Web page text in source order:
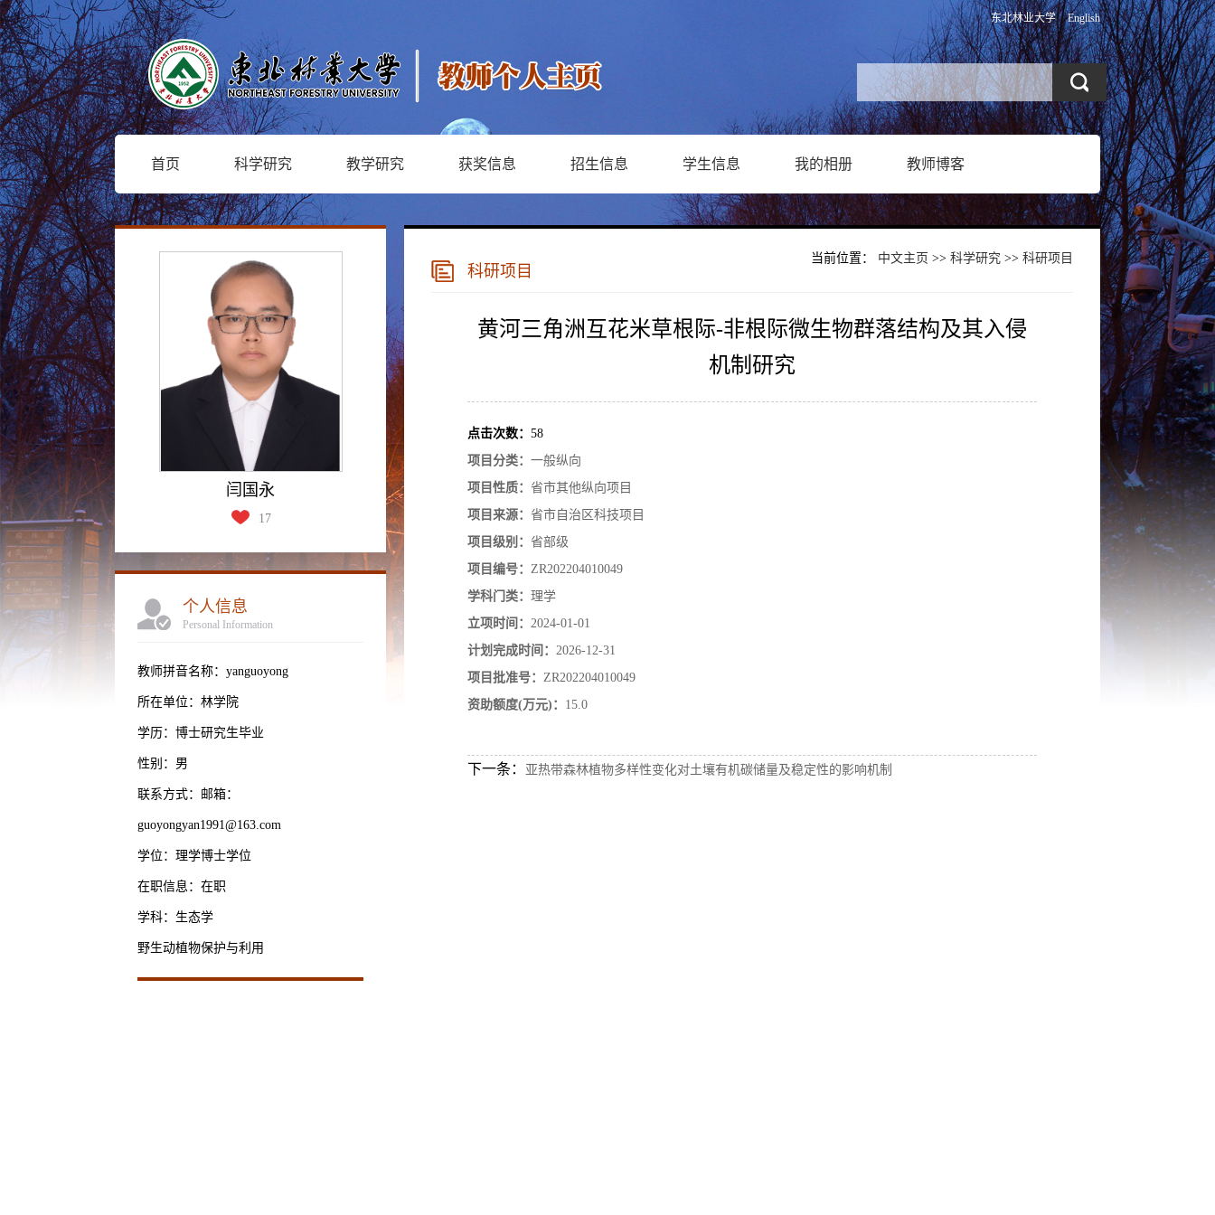
东北林业大学 English
首页 科学研究 教学研究 获奖信息 招生信息 学生信息 我的相册 教师博客
闫国永
17
个人信息
Personal Information
教师拼音名称：yanguoyong
所在单位：林学院
学历：博士研究生毕业
性别：男
联系方式：邮箱：
guoyongyan1991@163.com
学位：理学博士学位
在职信息：在职
学科：生态学
野生动植物保护与利用
科研项目
当前位置： 中文主页 >> 科学研究 >> 科研项目
黄河三角洲互花米草根际-非根际微生物群落结构及其入侵
机制研究
点击次数： 58
项目分类： 一般纵向
项目性质： 省市其他纵向项目
项目来源： 省市自治区科技项目
项目级别： 省部级
项目编号： ZR202204010049
学科门类： 理学
立项时间： 2024-01-01
计划完成时间： 2026-12-31
项目批准号： ZR202204010049
资助额度(万元)： 15.0
下一条： 亚热带森林植物多样性变化对土壤有机碳储量及稳定性的影响机制